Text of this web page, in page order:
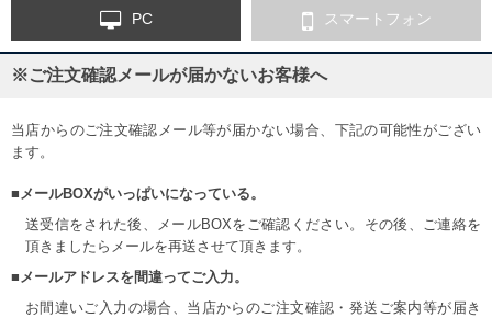
PC スマートフォン
※ご注文確認メールが届かないお客様へ
当店からのご注文確認メール等が届かない場合、下記の可能性がござい
ます。
■メールBOXがいっぱいになっている。
送受信をされた後、メールBOXをご確認ください。その後、ご連絡を
頂きましたらメールを再送させて頂きます。
■メールアドレスを間違ってご入力。
お間違いご入力の場合、当店からのご注文確認・発送ご案内等が届き